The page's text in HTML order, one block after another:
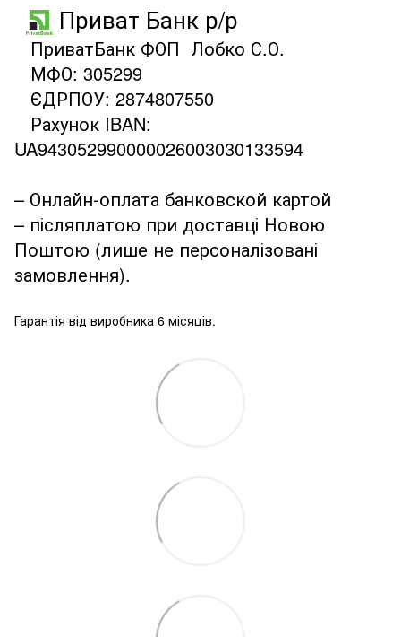
Приват Банк р/р
ПриватБанк ФОП Лобко С.О.
МФО: 305299
ЄДРПОУ: 2874807550
Рахунок IBAN:
UA943052990000026003030133594
– Онлайн-оплата банковской картой
– післяплатою при доставці Новою
Поштою (лише не персоналізовані
замовлення).
Гарантія від виробника 6 місяців.